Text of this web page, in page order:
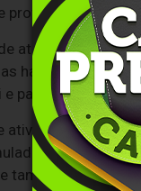
profissionais
atração,
habilidades no
participar da
atividades de
de
também haverá